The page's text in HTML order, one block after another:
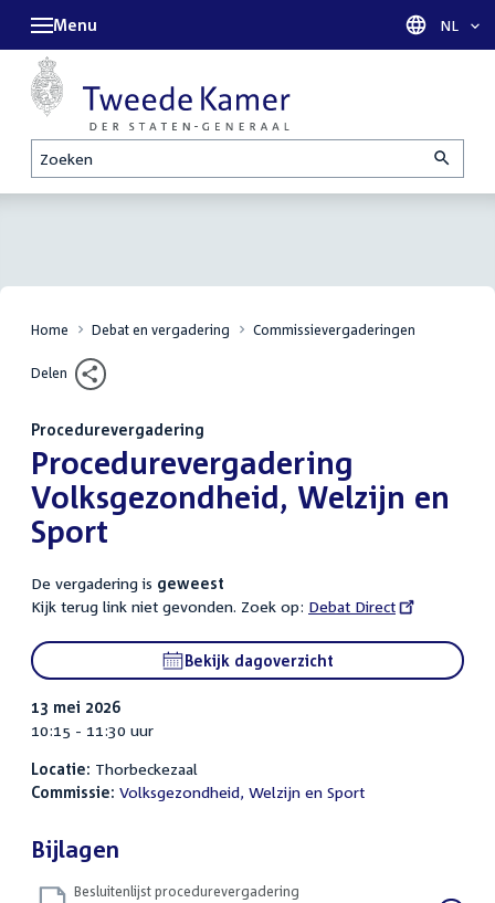
Zoeken
Menu Taal
NL
Home Debat en vergadering Commissievergaderingen
Delen
Procedurevergadering
:Procedurevergadering
Volksgezondheid, Welzijn en
Sport
De vergadering is geweest
Kijk terug link niet gevonden. Zoek op: External
Debat Direct
Bekijk dagoverzicht
13 mei 2026
10:15 - 11:30 uur
Locatie: Thorbeckezaal
Commissie: Volksgezondheid, Welzijn en Sport
Bijlagen
Besluitenlijst procedurevergadering